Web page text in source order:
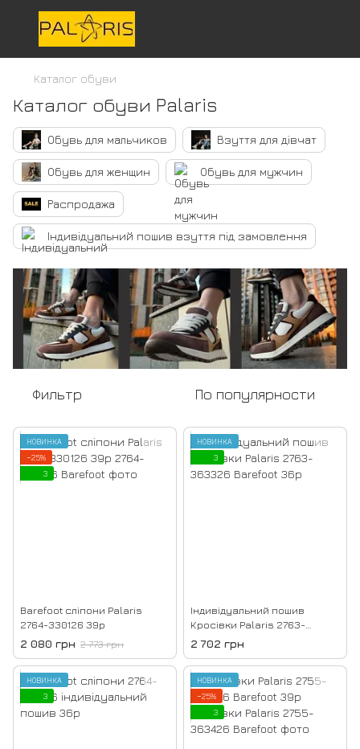
Каталог обуви
Каталог обуви Palaris
Обувь для мальчиков Взуття для дівчат
Обувь для женщин Обувь для мужчин
Распродажа
Індивідуальний пошив взуття під замовлення
Фильтр По популярности
НОВИНКА
−25%
3
Barefoot сліпони Palaris
2764-330126 39р
2 080 грн 2 773 грн
НОВИНКА
3
Індивідуальний пошив
Кросівки Palaris 2763-
363326 Barefoot 36р
2 702 грн
НОВИНКА
3
НОВИНКА
−25%
3